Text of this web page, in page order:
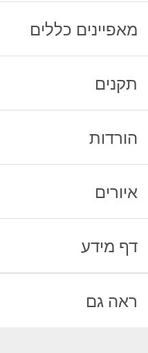
מאפיינים כללים
תקנים
הורדות
איורים
דף מידע
ראה גם